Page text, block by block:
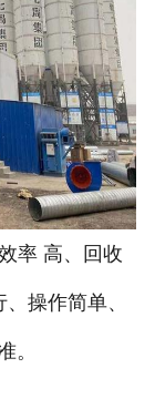
率 高、回收
操作简单、
。